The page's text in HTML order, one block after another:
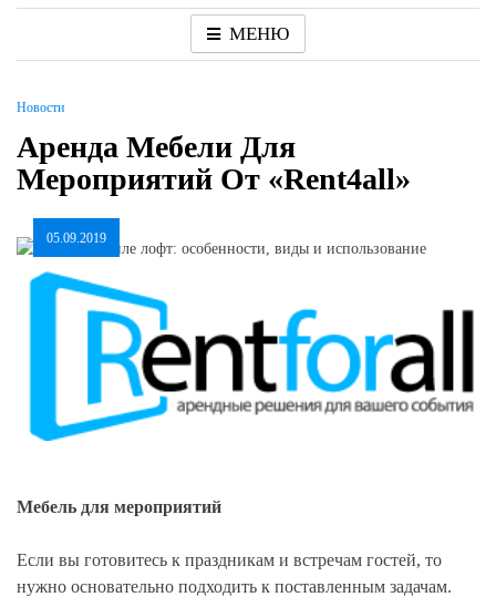
МЕНЮ
Новости
Аренда Мебели Для
Мероприятий От «Rent4all»
05.09.2019
Мебель для мероприятий
Если вы готовитесь к праздникам и встречам гостей, то
нужно основательно подходить к поставленным задачам.